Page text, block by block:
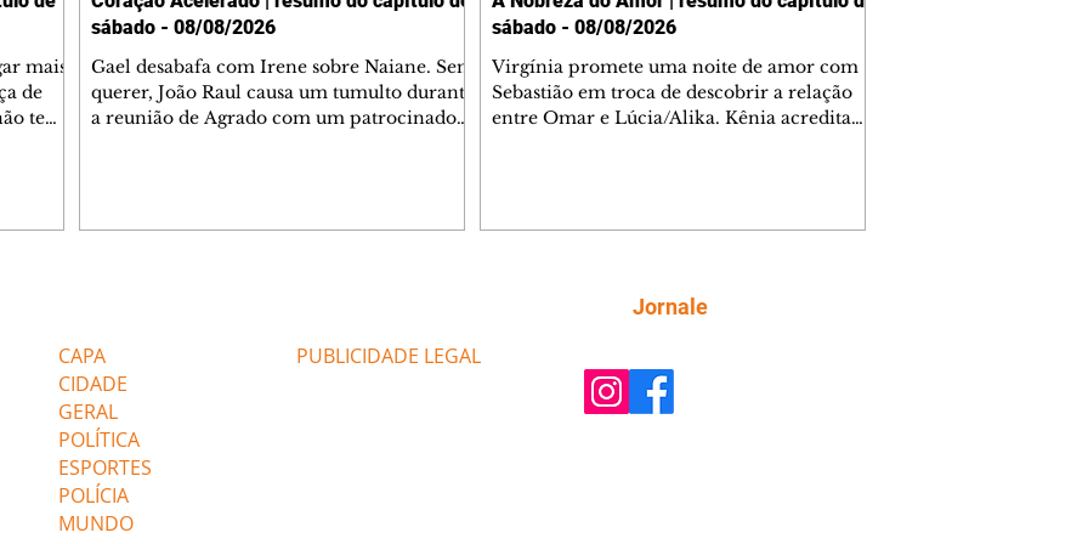
mais
de
tem
de
sábado - 08/08/2026
Gael desabafa com Irene sobre Naiane. Sem
querer, João Raul causa um tumulto durante
a reunião de Agrado com um patrocinador.
termina o relacionamento dos dois.
sábado - 08/08/2026
Virgínia promete uma noite de amor com
Sebastião em troca de descobrir a relação
entre Omar e Lúcia/Alika. Kênia acredita
comentam sobre a possível jazida de
tungstênio na região. Virgínia provoca
CAPA
CIDADE
GERAL
POLÍTICA
ESPORTES
POLÍCIA
MUNDO
PUBLICIDADE LEGAL
Jornale